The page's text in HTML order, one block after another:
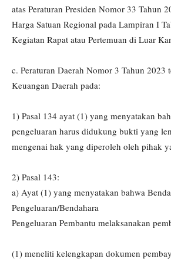
atas Peraturan Presiden Nomor 33 Tahun
Harga Satuan Regional pada Lampiran I
Kegiatan Rapat atau Pertemuan di Luar
c. Peraturan Daerah Nomor 3 Tahun 2023
Keuangan Daerah pada:
1) Pasal 134 ayat (1) yang menyatakan
pengeluaran harus didukung bukti yang
mengenai hak yang diperoleh oleh pihak
2) Pasal 143:
a) Ayat (1) yang menyatakan bahwa
Pengeluaran/Bendahara
Pengeluaran Pembantu melaksanakan
(1) meneliti kelengkapan dokumen